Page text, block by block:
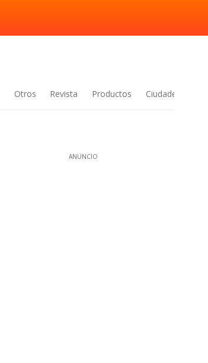
Otros Revista Productos Ciudades
ANUNCIO